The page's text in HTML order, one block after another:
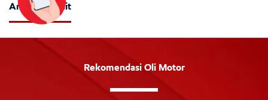
Artikel Terkait
Rekomendasi Oli Motor